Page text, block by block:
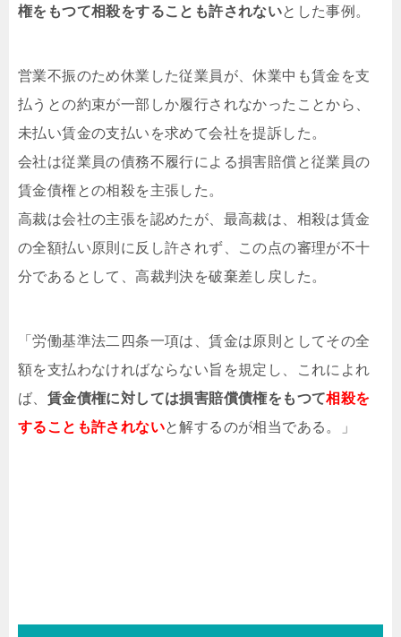
権をもつて相殺をすることも許されないとした事例。
営業不振のため休業した従業員が、休業中も賃金を支
払うとの約束が一部しか履行されなかったことから、
未払い賃金の支払いを求めて会社を提訴した。
会社は従業員の債務不履行による損害賠償と従業員の
賃金債権との相殺を主張した。
高裁は会社の主張を認めたが、最高裁は、相殺は賃金
の全額払い原則に反し許されず、この点の審理が不十
分であるとして、高裁判決を破棄差し戻した。
「労働基準法二四条一項は、賃金は原則としてその全
額を支払わなければならない旨を規定し、これによれ
ば、 賃金債権に対しては損害賠償債権をもつて相殺を
することも許されないと解するのが相当である。」